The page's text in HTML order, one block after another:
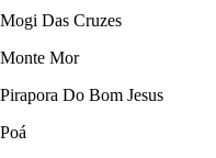
Mogi Das Cruzes
Monte Mor
Pirapora Do Bom Jesus
Poá